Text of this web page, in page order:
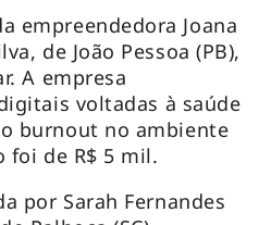
empreendedora Joana
de João Pessoa (PB),
A empresa
voltadas à saúde
burnout no ambiente
foi de R$ 5 mil.
por Sarah Fernandes